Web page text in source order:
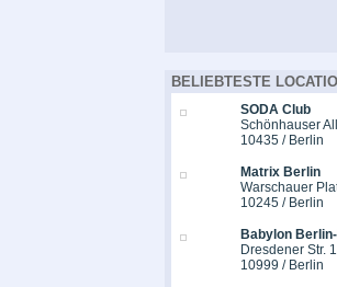
BELIEBTESTE
SODA Club
Schönhauser
10435 / Berlin
Matrix Berlin
Warschauer
10245 / Berlin
Babylon
Dresdener Str.
10999 / Berlin